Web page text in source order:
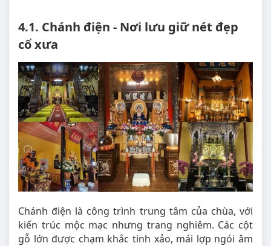
4.1. Chánh điện - Nơi lưu giữ nét đẹp
cổ xưa
Chánh điện là công trình trung tâm của chùa, với
kiến trúc mộc mạc nhưng trang nghiêm. Các cột
gỗ lớn được chạm khắc tinh xảo, mái lợp ngói âm